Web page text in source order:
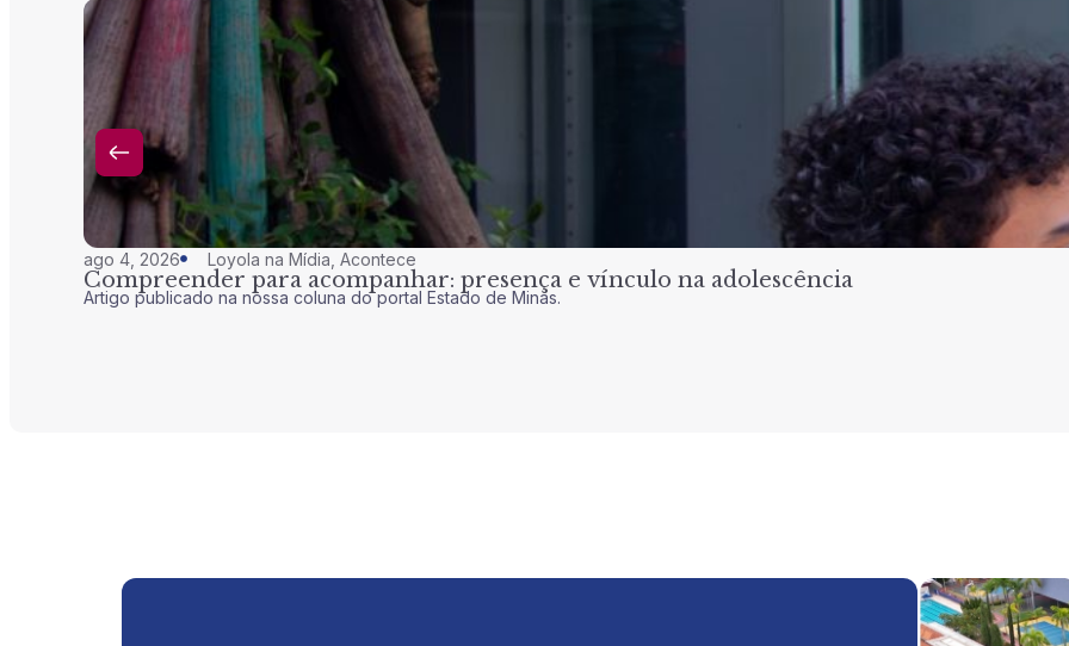
ago 4, 2026 Loyola na Mídia Acontece
Compreender para acompanhar: presença e vínculo na adolescência
Artigo publicado na nossa coluna do portal Estado de Minas.